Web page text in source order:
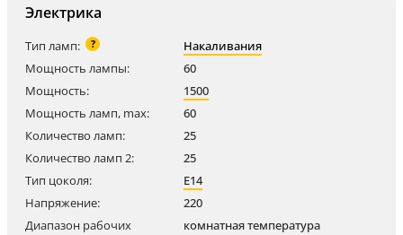
Электрика
Тип ламп: ?
Накаливания
Мощность лампы:
60
Мощность:
1500
Мощность ламп, max:
60
Количество ламп:
25
Количество ламп 2:
25
Тип цоколя:
E14
Напряжение:
220
Диапазон рабочих
комнатная температура